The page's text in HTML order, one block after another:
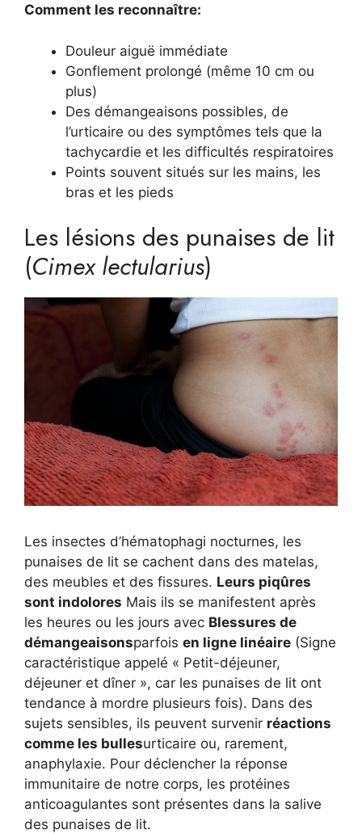
Comment les reconnaître:
Douleur aiguë immédiate
Gonflement prolongé (même 10 cm ou
plus)
Des démangeaisons possibles, de
l’urticaire ou des symptômes tels que la
tachycardie et les difficultés respiratoires
Points souvent situés sur les mains, les
bras et les pieds
Les lésions des punaises de lit
(Cimex lectularius)
Les insectes d’hématophagi nocturnes, les
punaises de lit se cachent dans des matelas,
des meubles et des fissures. Leurs piqûres
sont indolores Mais ils se manifestent après
les heures ou les jours avec Blessures de
démangeaisonsparfois en ligne linéaire (Signe
caractéristique appelé « Petit-déjeuner,
déjeuner et dîner », car les punaises de lit ont
tendance à mordre plusieurs fois). Dans des
sujets sensibles, ils peuvent survenir réactions
comme les bullesurticaire ou, rarement,
anaphylaxie. Pour déclencher la réponse
immunitaire de notre corps, les protéines
anticoagulantes sont présentes dans la salive
des punaises de lit.